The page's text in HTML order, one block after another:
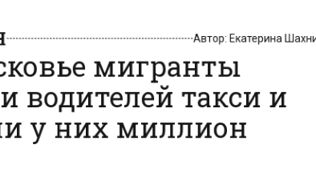
мигранты
водителей такси и
у них миллион